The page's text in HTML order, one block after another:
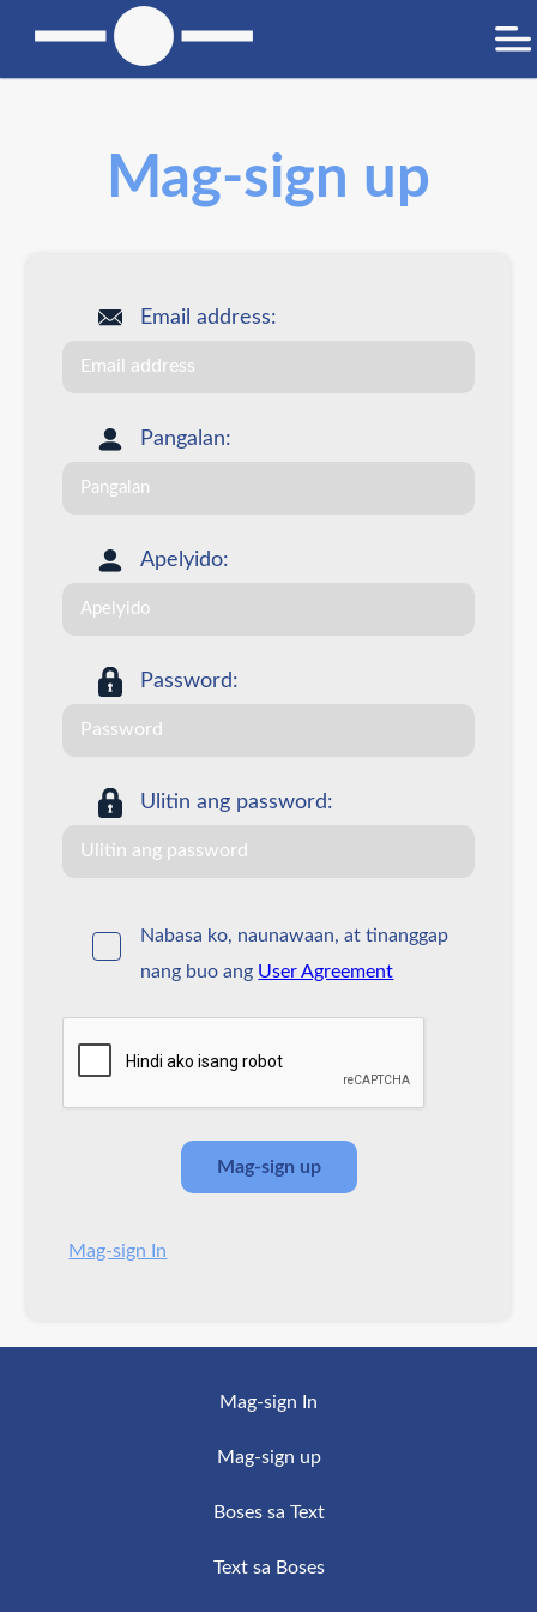
Mag-sign up
Email address:
Pangalan:
Apelyido:
Password:
Ulitin ang password:
Nabasa ko, naunawaan, at tinanggap
nang buo ang User Agreement
Mag-sign In
Mag-sign In
Mag-sign up
Boses sa Text
Text sa Boses